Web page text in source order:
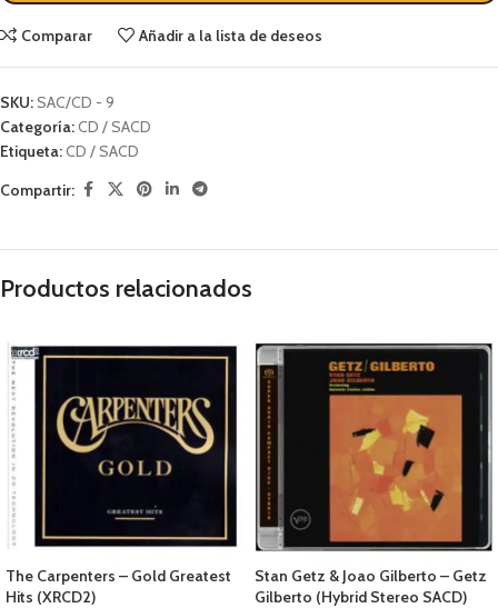
Comparar Añadir a la lista de deseos
SKU:SAC/CD - 9
Categoría:CD / SACD
Etiqueta:CD / SACD
Compartir:
Productos relacionados
The Carpenters – Gold Greatest
Hits (XRCD2)
Stan Getz & Joao Gilberto – Getz
Gilberto (Hybrid Stereo SACD)